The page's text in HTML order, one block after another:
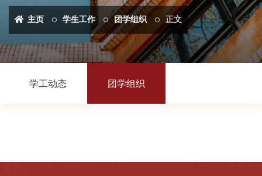
主页 学生工作 团学组织 正文
学工动态 团学组织